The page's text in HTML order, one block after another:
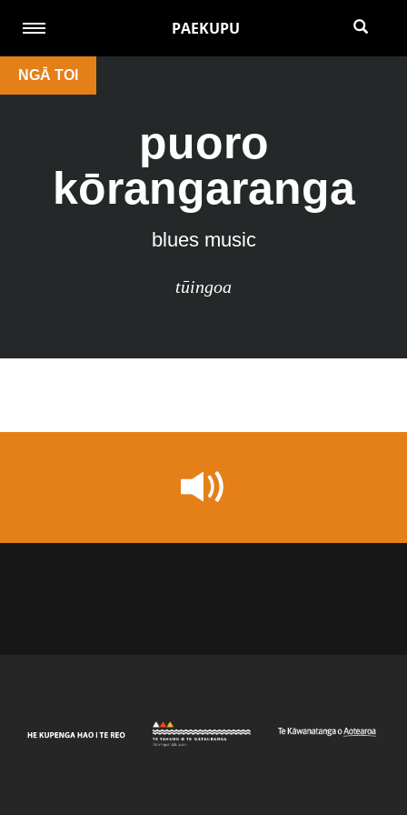
PAEKUPU
NGĀ TOI
puoro
kōrangaranga
blues music
tūingoa